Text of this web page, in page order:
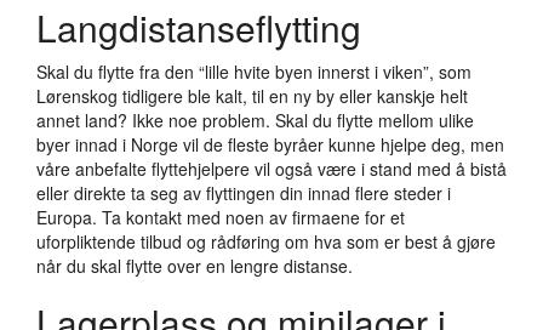
Langdistanseflytting
Skal du flytte fra den “lille hvite byen innerst i viken”, som
Lørenskog tidligere ble kalt, til en ny by eller kanskje helt
annet land? Ikke noe problem. Skal du flytte mellom ulike
byer innad i Norge vil de fleste byråer kunne hjelpe deg, men
våre anbefalte flyttehjelpere vil også være i stand med å bistå
eller direkte ta seg av flyttingen din innad flere steder i
Europa. Ta kontakt med noen av firmaene for et
uforpliktende tilbud og rådføring om hva som er best å gjøre
når du skal flytte over en lengre distanse.